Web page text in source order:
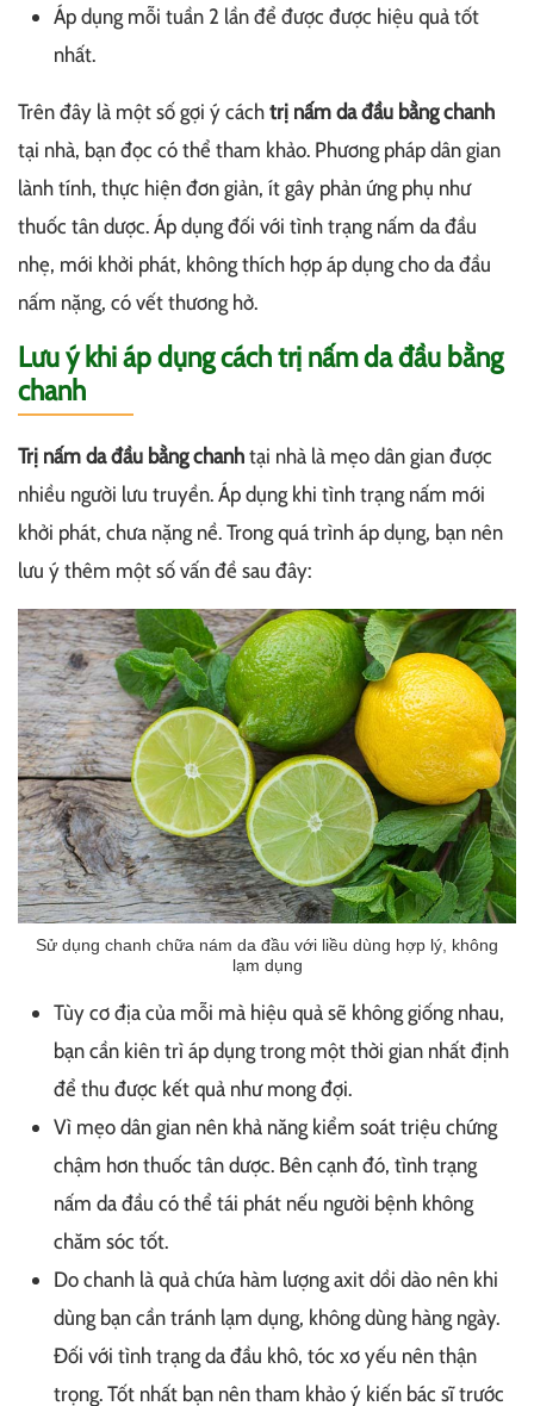
Áp dụng mỗi tuần 2 lần để được được hiệu quả tốt
nhất.
Trên đây là một số gợi ý cáchtrị nấm da đầu bằng chanh
tại nhà, bạn đọc có thể tham khảo. Phương pháp dân gian
lành tính, thực hiện đơn giản, ít gây phản ứng phụ như
thuốc tân dược. Áp dụng đối với tình trạng nấm da đầu
nhẹ, mới khởi phát, không thích hợp áp dụng cho da đầu
nấm nặng, có vết thương hở.
Lưu ý khi áp dụng cách trị nấm da đầu bằng
chanh
Trị nấm da đầu bằng chanhtại nhà là mẹo dân gian được
nhiều người lưu truyền. Áp dụng khi tình trạng nấm mới
khởi phát, chưa nặng nề. Trong quá trình áp dụng, bạn nên
lưu ý thêm một số vấn đề sau đây:
Sử dụng chanh chữa nám da đầu với liều dùng hợp lý, không
lạm dụng
Tùy cơ địa của mỗi mà hiệu quả sẽ không giống nhau,
bạn cần kiên trì áp dụng trong một thời gian nhất định
để thu được kết quả như mong đợi.
Vì mẹo dân gian nên khả năng kiểm soát triệu chứng
chậm hơn thuốc tân dược. Bên cạnh đó, tình trạng
nấm da đầu có thể tái phát nếu người bệnh không
chăm sóc tốt.
Do chanh là quả chứa hàm lượng axit dồi dào nên khi
dùng bạn cần tránh lạm dụng, không dùng hàng ngày.
Đối với tình trạng da đầu khô, tóc xơ yếu nên thận
trọng. Tốt nhất bạn nên tham khảo ý kiến bác sĩ trước